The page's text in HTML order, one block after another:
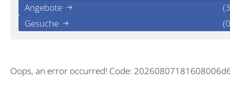
Angebote
Gesuche
Oops, an error occurred! Code: